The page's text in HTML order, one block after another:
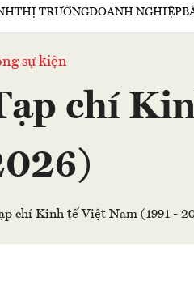
THỊ TRƯỜNGDOANH NGHIỆP
sự kiện
chí
chí Kinh tế Việt Nam (1991 -